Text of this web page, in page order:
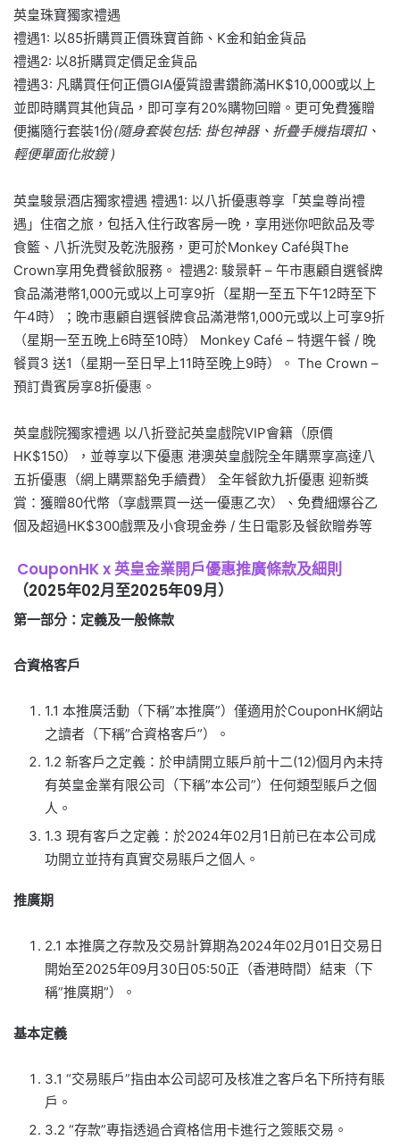
英皇珠寶獨家禮遇
禮遇1: 以85折購買正價珠寶首飾、K金和鉑金貨品
禮遇2: 以8折購買定價足金貨品
禮遇3: 凡購買任何正價GIA優質證書鑽飾滿HK$10,000或以上
並即時購買其他貨品，即可享有20%購物回贈。更可免費獲贈
便攜隨行套裝1份(隨身套裝包括: 掛包神器、折疊手機指環扣、
輕便單面化妝鏡 )
英皇駿景酒店獨家禮遇 禮遇1: 以八折優惠尊享「英皇尊尚禮
遇」住宿之旅，包括入住行政客房一晚，享用迷你吧飲品及零
食籃、八折洗熨及乾洗服務，更可於Monkey Café與The
Crown享用免費餐飲服務。 禮遇2: 駿景軒 – 午市惠顧自選餐牌
食品滿港幣1,000元或以上可享9折（星期一至五下午12時至下
午4時）；晚市惠顧自選餐牌食品滿港幣1,000元或以上可享9折
（星期一至五晚上6時至10時） Monkey Café – 特選午餐 / 晚
餐買3 送1（星期一至日早上11時至晚上9時）。 The Crown –
預訂貴賓房享8折優惠。
英皇戲院獨家禮遇 以八折登記英皇戲院VIP會籍（原價
HK$150），並尊享以下優惠 港澳英皇戲院全年購票享高達八
五折優惠（網上購票豁免手續費） 全年餐飲九折優惠 迎新獎
賞：獲贈80代幣（享戲票買一送一優惠乙次）、免費細爆谷乙
個及超過HK$300戲票及小食現金券 / 生日電影及餐飲贈券等
CouponHK x 英皇金業開戶優惠推廣條款及細則
（2025年02月至2025年09月）
第一部分：定義及一般條款
合資格客戶
1.1 本推廣活動（下稱”本推廣”）僅適用於CouponHK網站
之讀者（下稱”合資格客戶”）。
1.2 新客戶之定義：於申請開立賬戶前十二(12)個月內未持
有英皇金業有限公司（下稱”本公司”）任何類型賬戶之個
人。
1.3 現有客戶之定義：於2024年02月1日前已在本公司成
功開立並持有真實交易賬戶之個人。
推廣期
2.1 本推廣之存款及交易計算期為2024年02月01日交易日
開始至2025年09月30日05:50正（香港時間）結束（下
稱”推廣期”）。
基本定義
3.1 “交易賬戶”指由本公司認可及核准之客戶名下所持有賬
戶。
3.2 “存款”專指透過合資格信用卡進行之簽賬交易。